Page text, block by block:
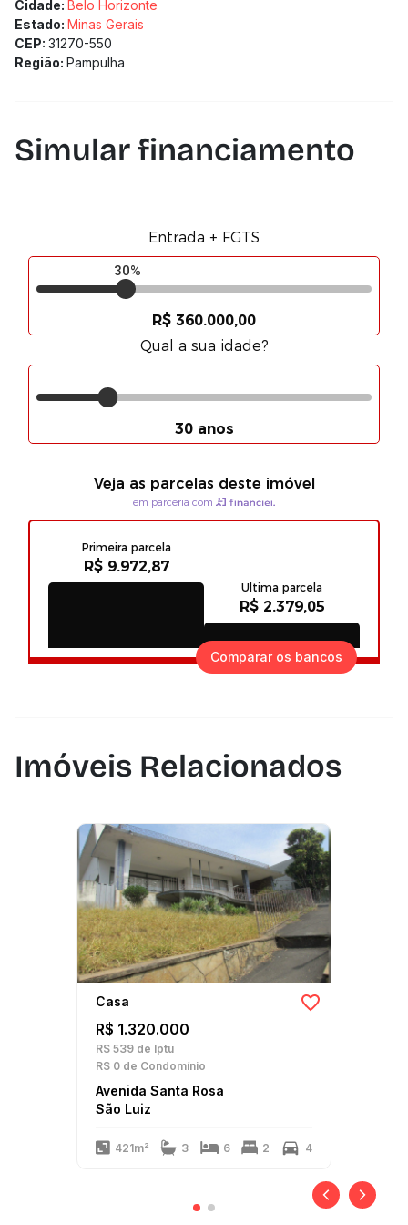
Cidade: Belo Horizonte
Estado: Minas Gerais
CEP: 31270-550
Região: Pampulha
Simular financiamento
Comparar os bancos
Imóveis Relacionados
Casa
R$ 1.320.000
R$ 539 de Iptu
R$ 0 de Condomínio
Avenida Santa Rosa
São Luiz
421m² 3 6 2 4